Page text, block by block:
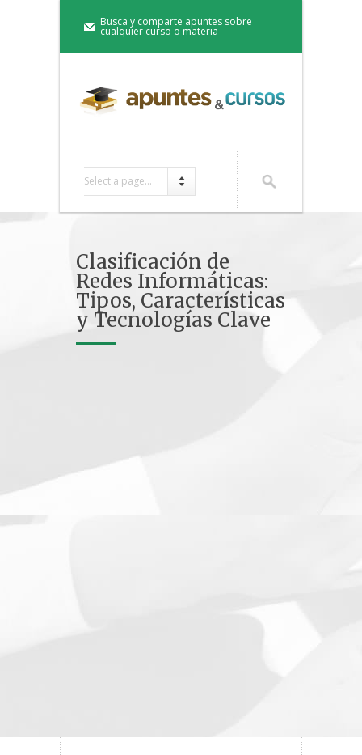
Busca y comparte apuntes sobre
cualquier curso o materia
Select a page...
Clasificación de
Redes Informáticas:
Tipos, Características
y Tecnologías Clave